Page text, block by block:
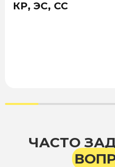
КР, ЭС, СС
ЧАСТО